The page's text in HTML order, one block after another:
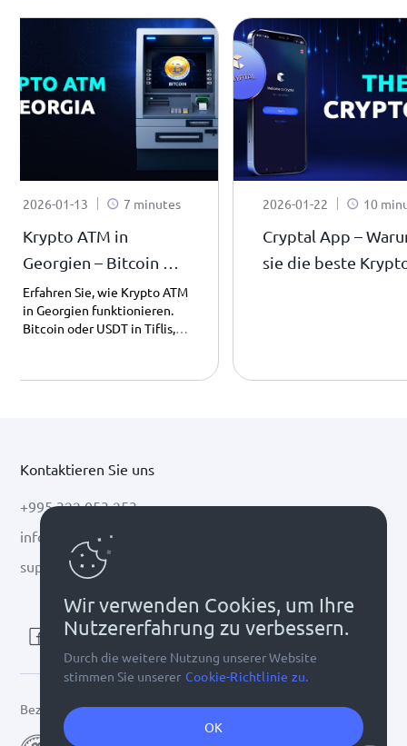
2026-01-13 7 minutes
Krypto ATM in
Georgien – Bitcoin &
USDT einfach in
Bargeld tauschen
Erfahren Sie, wie Krypto ATM
in Georgien funktionieren.
Bitcoin oder USDT in Tiflis,
2026-01-22 10
Cryptal App –
sie die beste
Kontaktieren Sie uns
+995 322 053 253
info@cryptal.com
support@cryptal.com
Bezugnehmend auf Lizenz 0002-9404
Wir verwenden Cookies, um Ihre
Nutzererfahrung zu verbessern.
Durch die weitere Nutzung unserer Website
stimmen Sie unserer Cookie-Richtlinie zu.
OK